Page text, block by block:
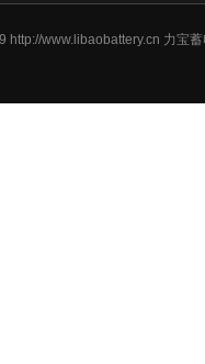
http://www.libaobattery.cn 力宝